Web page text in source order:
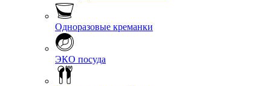
Одноразовые креманки
ЭКО посуда